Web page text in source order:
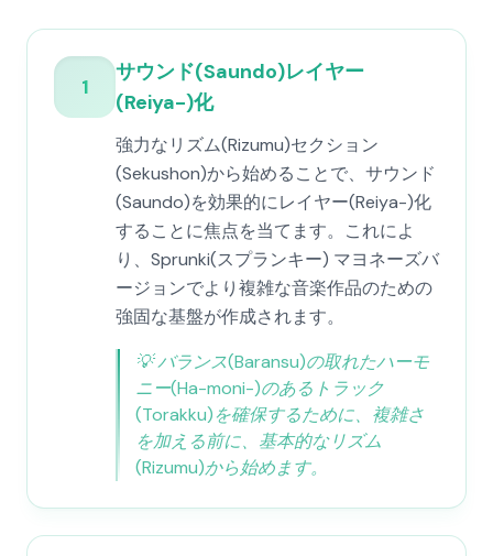
1
サウンド(Saundo)レイヤー
(Reiya-)化
強力なリズム(Rizumu)セクション
(Sekushon)から始めることで、サウンド
(Saundo)を効果的にレイヤー(Reiya-)化
することに焦点を当てます。これによ
り、Sprunki(スプランキー) マヨネーズバ
ージョンでより複雑な音楽作品のための
強固な基盤が作成されます。
💡バランス(Baransu)の取れたハーモ
ニー(Ha-moni-)のあるトラック
(Torakku)を確保するために、複雑さ
を加える前に、基本的なリズム
(Rizumu)から始めます。